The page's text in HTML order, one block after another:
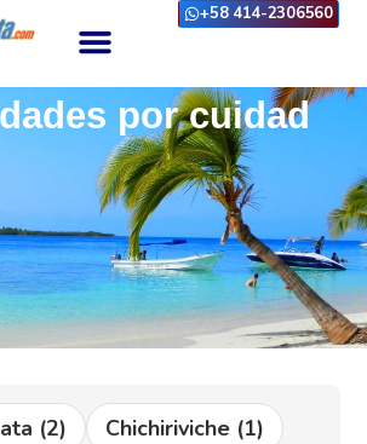
+58 414-2306560
por cuidad
(2) Chichiriviche (1)